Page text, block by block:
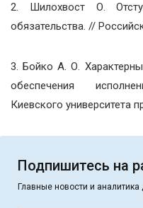
2. Шилохвост О.
обязательства. //
3. Бойко А. О.
обеспечения
Киевского университета
Подпишитесь на
Главные новости и